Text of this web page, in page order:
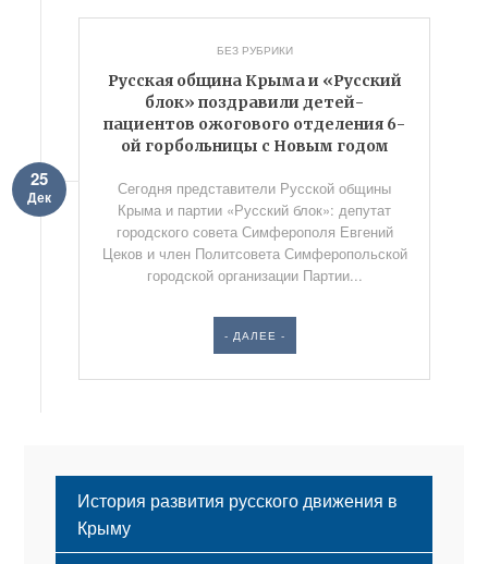
БЕЗ РУБРИКИ
Русская община Крыма и «Русский
блок» поздравили детей-
пациентов ожогового отделения 6-
ой горбольницы с Новым годом
25
Дек
Сегодня представители Русской общины
Крыма и партии «Русский блок»: депутат
городского совета Симферополя Евгений
Цеков и член Политсовета Симферопольской
городской организации Партии...
- ДАЛЕЕ -
История развития русского движения в
Крыму